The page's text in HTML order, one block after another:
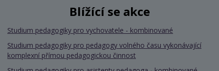
Blížící se akce
Studium pedagogiky pro vychovatele - kombinované
Studium pedagogiky pro pedagogy volného času vykonávající
komplexní přímou pedagogickou činnost